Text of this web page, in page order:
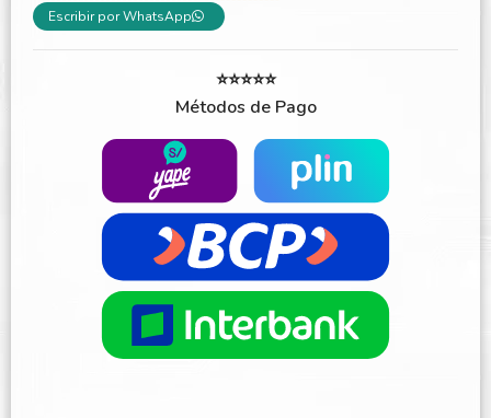
Escribir por WhatsApp
⭐⭐⭐⭐⭐
Métodos de Pago